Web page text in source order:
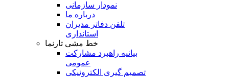
نمودار سازمانی
درباره ما
تلفن دفاتر مدیران
استانداری
خط مشی تارنما
بیانیه راهبرد مشارکت
عمومی
تصمیم گیری الکترونیکی